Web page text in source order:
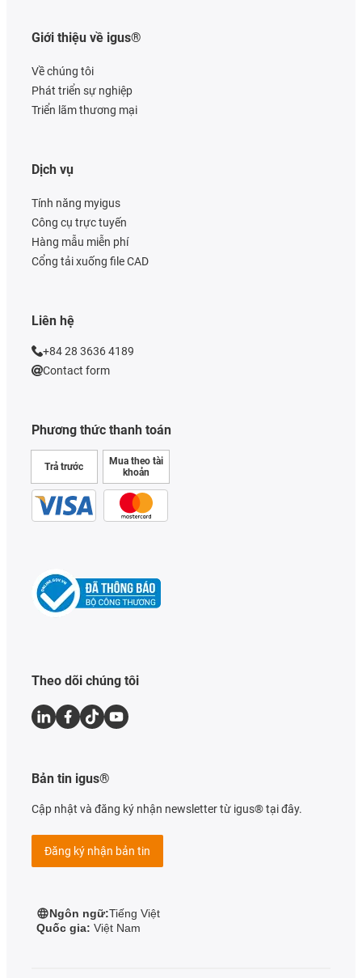
Giới thiệu về igus®
Về chúng tôi
Phát triển sự nghiệp
Triển lãm thương mại
Phương thức thanh toán
Trả trước
Mua theo tài
khoản
Dịch vụ
Tính năng myigus
Công cụ trực tuyến
Hàng mẫu miễn phí
Cổng tải xuống file CAD
Liên hệ
+84 28 3636 4189
Contact form
Theo dõi chúng tôi
Bản tin igus®
Cập nhật và đăng ký nhận newsletter từ igus® tại đây.
Đăng ký nhận bản tin
Ngôn ngữ:Tiếng Việt
Quốc gia: Việt Nam